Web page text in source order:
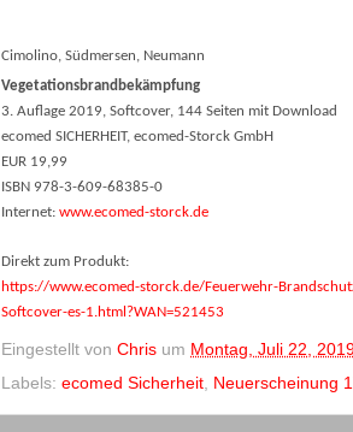
Cimolino, Südmersen, Neumann
Vegetationsbrandbekämpfung
3. Auflage 2019, Softcover, 144 Seiten mit Download
ecomed SICHERHEIT, ecomed-Storck GmbH
EUR 19,99
ISBN 978-3-609-68385-0
Internet: www.ecomed-storck.de
Direkt zum Produkt:
https://www.ecomed-storck.de/Feuerwehr-
Softcover-es-1.html?WAN=521453
Eingestellt von Chris um Montag, Juli 22,
Labels: ecomed Sicherheit, Neuerscheinung